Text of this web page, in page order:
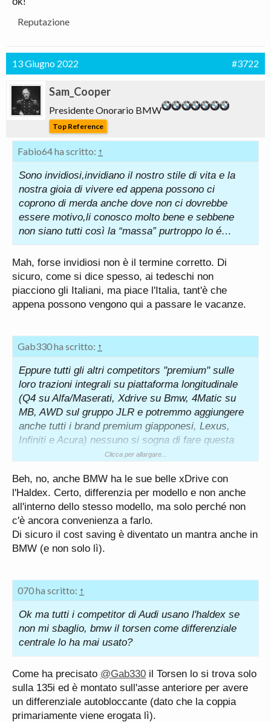
Non penso sarà un problema solo di Imparato e di
Alfa
Non penso proprio che questo riguardi la funzione
"sincro" con notifica di superamento dei limiti in
ragione della segnaletica; fosse così mi puoi
riportare l'applicativo di altre marche
automobilistiche che hanno questa funzione?
Ci risiamo: non sei tu né questa piattaforma, i cui
stabilire il trend o come si deve evolvere lo stesso.
Non a caso le sw sono praticamente sparite
surclassate dalle C SUV: forse dovresti rivedere le
tue teorie
Nessuno lo ha mai messo in dubbio: trattasi, però,
di una vettura oramai vetusta sotto alcuni aspetti;
anzi, a dire la verità, lo era anche quando è uscita
sul mercato
Dici? Magari non allo stile di vita ma circa lo "style"
i tedeschi sono ancora all'asilo rispetto agli italiani
Condivido
Reputazione
13 Giugno 2022 #3722
Sam_Cooper
Presidente Onorario BMW
Top Reference
Fabio64 ha scritto: ↑
Sono invidiosi,invidiano il nostro stile di vita e la
nostra gioia di vivere ed appena possono ci
coprono di merda anche dove non ci dovrebbe
essere motivo,li conosco molto bene e sebbene
non siano tutti così la “massa” purtroppo lo é…
Mah, forse invidiosi non è il termine corretto. Di
sicuro, come si dice spesso, ai tedeschi non
piacciono gli Italiani, ma piace l'Italia, tant'è che
appena possono vengono qui a passare le vacanze.
Gab330 ha scritto: ↑
Eppure tutti gli altri competitors "premium" sulle
loro trazioni integrali su piattaforma longitudinale
(Q4 su Alfa/Maserati, Xdrive su Bmw, 4Matic su
MB, AWD sul gruppo JLR e potremmo aggiungere
anche tutti i brand premium giapponesi, Lexus,
Infiniti e Acura) nessuno si sogna di fare questa
distinzione sulle proprie vetture in base a
per ragioni di "cost-saving".
Clicca per allargare...
Beh, no, anche BMW ha le sue belle xDrive con
l'Haldex. Certo, differenzia per modello e non anche
all'interno dello stesso modello, ma solo perché non
c'è ancora convenienza a farlo.
Di sicuro il cost saving è diventato un mantra anche in
BMW (e non solo lì).
070 ha scritto: ↑
Ok ma tutti i competitor di Audi usano l'haldex se
non mi sbaglio, bmw il torsen come differenziale
centrale lo ha mai usato?
Come ha precisato @Gab330 il Torsen lo si trova solo
sulla 135i ed è montato sull'asse anteriore per avere
un differenziale autobloccante (dato che la coppia
primariamente viene erogata lì).